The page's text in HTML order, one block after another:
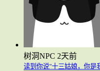
树洞NPC 2天前
读到你说"十三姑娘，你是